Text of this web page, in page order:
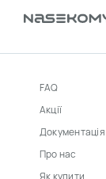
FAQ
Акції
Документація
Про нас